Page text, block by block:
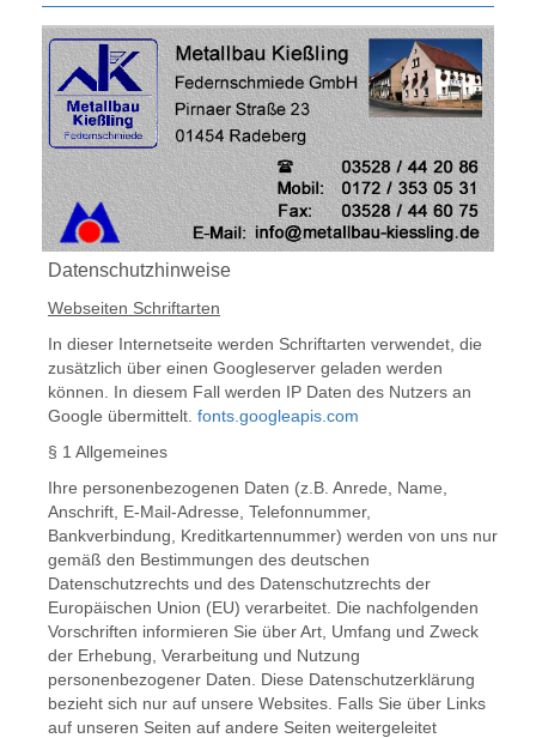
Datenschutzhinweise
Webseiten Schriftarten
In dieser Internetseite werden Schriftarten verwendet, die
zusätzlich über einen Googleserver geladen werden
können. In diesem Fall werden IP Daten des Nutzers an
Google übermittelt. fonts.googleapis.com
§ 1 Allgemeines
Ihre personenbezogenen Daten (z.B. Anrede, Name,
Anschrift, E-Mail-Adresse, Telefonnummer,
Bankverbindung, Kreditkartennummer) werden von uns nur
gemäß den Bestimmungen des deutschen
Datenschutzrechts und des Datenschutzrechts der
Europäischen Union (EU) verarbeitet. Die nachfolgenden
Vorschriften informieren Sie über Art, Umfang und Zweck
der Erhebung, Verarbeitung und Nutzung
personenbezogener Daten. Diese Datenschutzerklärung
bezieht sich nur auf unsere Websites. Falls Sie über Links
auf unseren Seiten auf andere Seiten weitergeleitet